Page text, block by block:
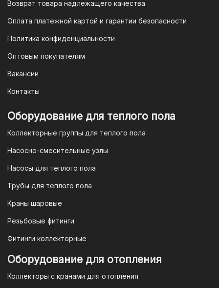
доступен для большинства российских
3. Оплата по QR-коду
— это QR-код. После оформления
заказа мы предоставим вам
уникальный QR-код, который можно
приложении вашего банка. Это быстро,
удобно и безопасно.
юридических лиц
Для наших корпоративных клиентов
мы предлагаем безналичную оплату по
выставим вам счет, который можно
оплатить в течение 3 рабочих дней.
организаций и ИП необходимо
связаться с оптовым отделом
Возврат товара надлежащего качества
Оплата платежной картой и гарантии безопасности
Политика конфиденциальности
Оптовым покупателям
Вакансии
Контакты
Оборудование для теплого пола
Коллекторные группы для теплого пола
Насосно-смесительные узлы
Насосы для теплого пола
Трубы для теплого пола
Краны шаровые
Резьбовые фитинги
Фитинги коллекторные
Оборудование для отопления
Коллекторы с кранами для отопления